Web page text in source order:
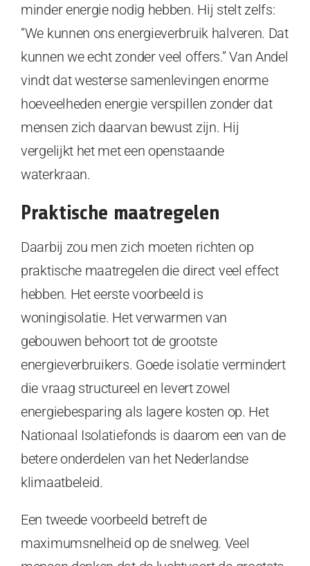
minder energie nodig hebben. Hij stelt zelfs:
“We kunnen ons energieverbruik halveren. Dat
kunnen we echt zonder veel offers.” Van Andel
vindt dat westerse samenlevingen enorme
hoeveelheden energie verspillen zonder dat
mensen zich daarvan bewust zijn. Hij
vergelijkt het met een openstaande
waterkraan.
Praktische maatregelen
Daarbij zou men zich moeten richten op
praktische maatregelen die direct veel effect
hebben. Het eerste voorbeeld is
woningisolatie. Het verwarmen van
gebouwen behoort tot de grootste
energieverbruikers. Goede isolatie vermindert
die vraag structureel en levert zowel
energiebesparing als lagere kosten op. Het
Nationaal Isolatiefonds is daarom een van de
betere onderdelen van het Nederlandse
klimaatbeleid.
Een tweede voorbeeld betreft de
maximumsnelheid op de snelweg. Veel